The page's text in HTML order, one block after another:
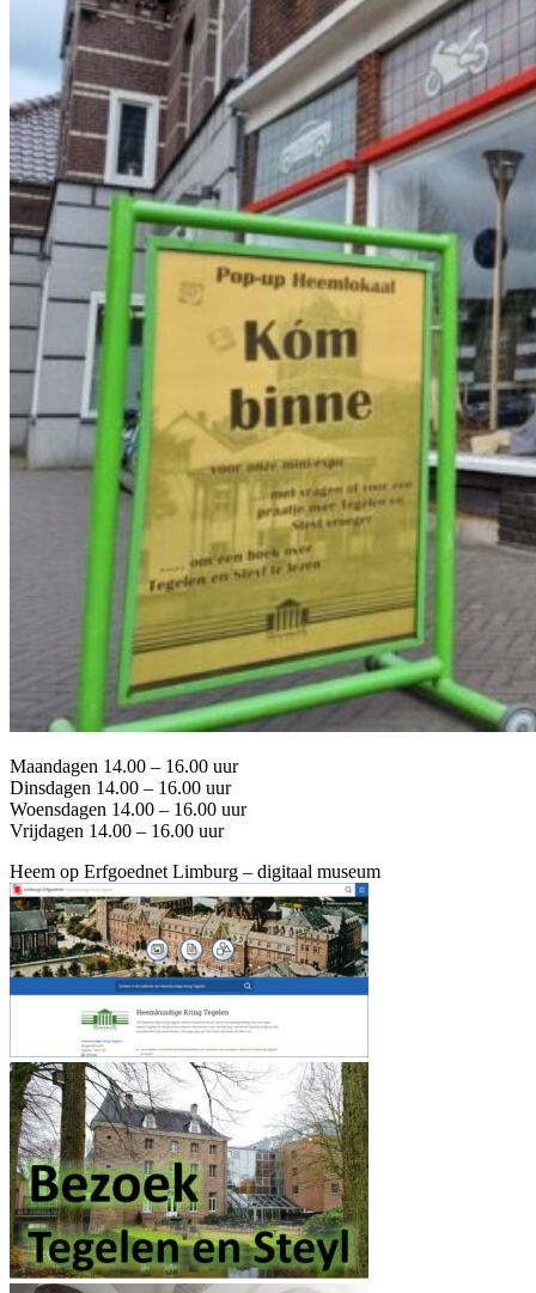
Maandagen 14.00 – 16.00 uur
Dinsdagen 14.00 – 16.00 uur
Woensdagen 14.00 – 16.00 uur
Vrijdagen 14.00 – 16.00 uur
Heem op Erfgoednet Limburg – digitaal museum